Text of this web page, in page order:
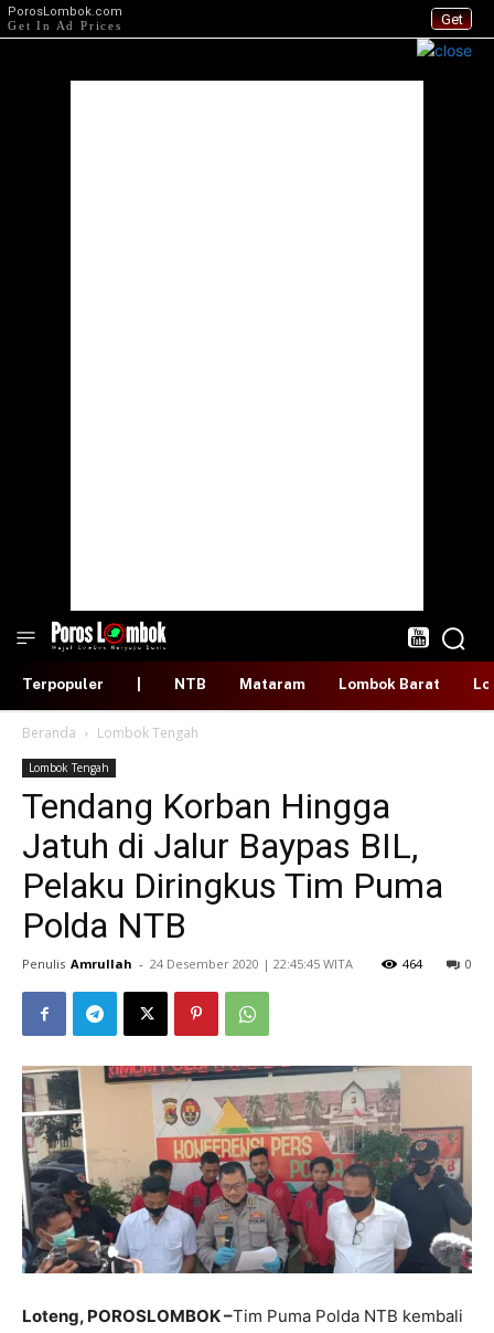
Get
PorosLombok.com
Get In Ad Prices
Terpopuler NTB Mataram Lombok Barat
Beranda Lombok Tengah
Lombok Tengah
Tendang Korban Hingga
Jatuh di Jalur Baypas BIL,
Pelaku Diringkus Tim Puma
Polda NTB
Penulis Amrullah - ​24 Desember 2020 | 22:45:45 WITA 0
464
Loteng, POROSLOMBOK –Tim Puma Polda NTB kembali